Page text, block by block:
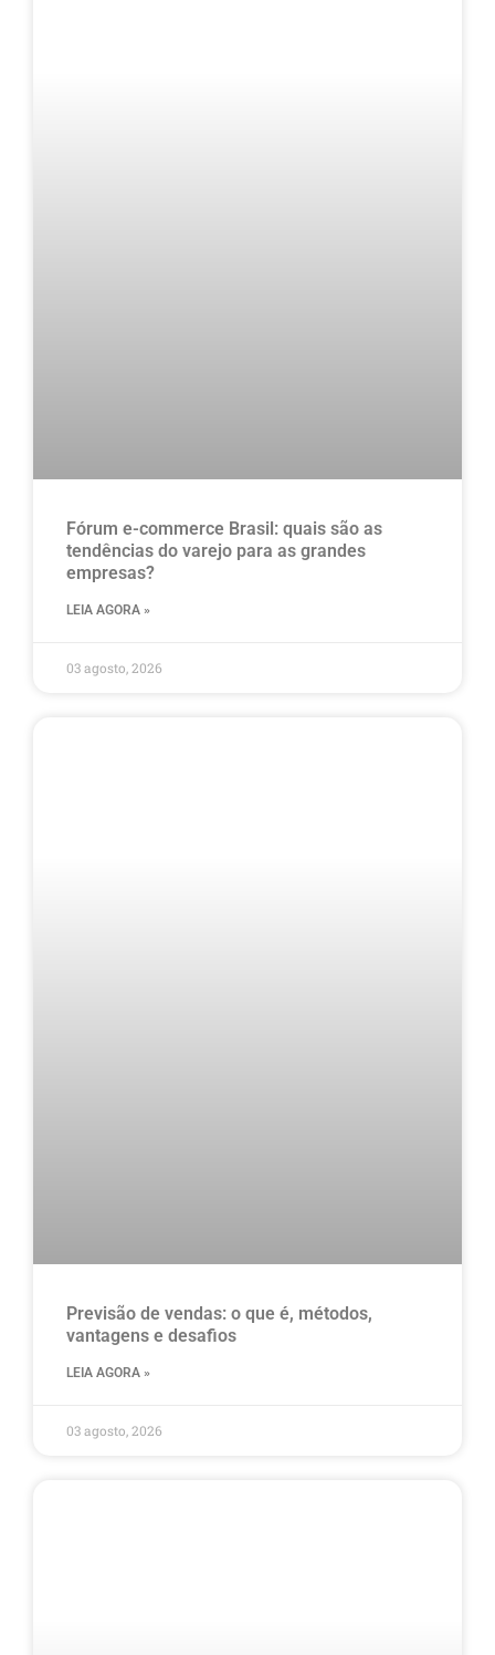
Fórum e-commerce Brasil: quais são as
tendências do varejo para as grandes
empresas?
LEIA AGORA »
03 agosto, 2026
Previsão de vendas: o que é, métodos,
vantagens e desafios
LEIA AGORA »
03 agosto, 2026